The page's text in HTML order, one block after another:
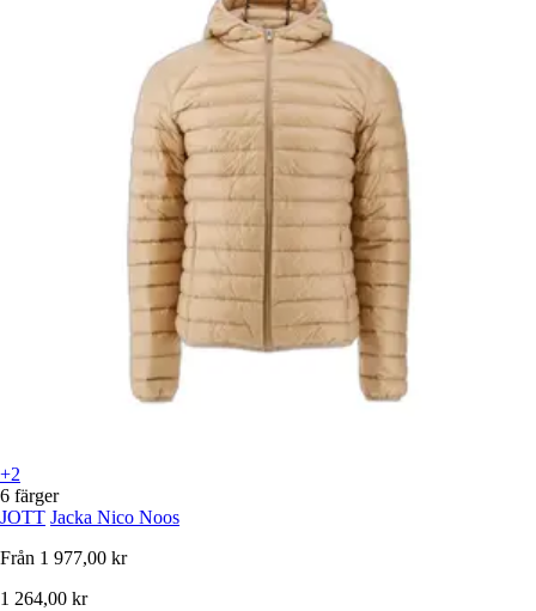
+2
6 färger
JOTT Jacka Nico Noos
Från 1 977,00 kr
1 264,00 kr